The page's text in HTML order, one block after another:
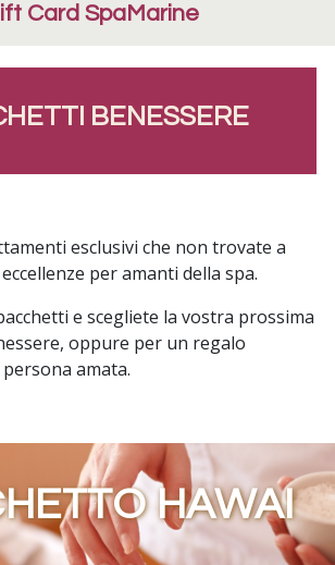
Card SpaMarine
BENESSERE
esclusivi che non trovate a
per amanti della spa.
e scegliete la vostra prossima
oppure per un regalo
amata.
HAWAI